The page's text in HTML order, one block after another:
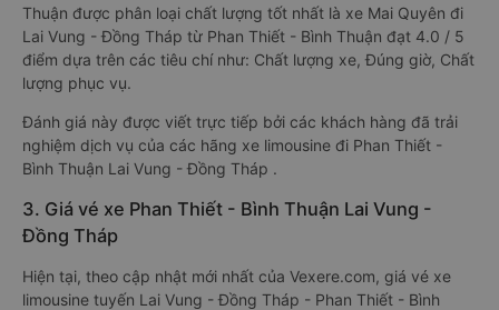
Thuận được phân loại chất lượng tốt nhất là xe Mai Quyên đi
Lai Vung - Đồng Tháp từ Phan Thiết - Bình Thuận đạt 4.0 / 5
điểm dựa trên các tiêu chí như: Chất lượng xe, Đúng giờ, Chất
lượng phục vụ.
Đánh giá này được viết trực tiếp bởi các khách hàng đã trải
nghiệm dịch vụ của các hãng xe limousine đi Phan Thiết -
Bình Thuận Lai Vung - Đồng Tháp .
3. Giá vé xe Phan Thiết - Bình Thuận Lai Vung -
Đồng Tháp
Hiện tại, theo cập nhật mới nhất của Vexere.com, giá vé xe
limousine tuyến Lai Vung - Đồng Tháp - Phan Thiết - Bình